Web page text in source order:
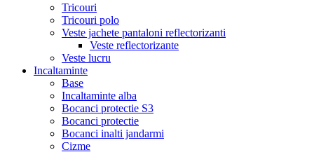
Tricouri
Tricouri polo
Veste jachete pantaloni reflectorizanti
Veste reflectorizante
Veste lucru
Incaltaminte
Base
Incaltaminte alba
Bocanci protectie S3
Bocanci protectie
Bocanci inalti jandarmi
Cizme